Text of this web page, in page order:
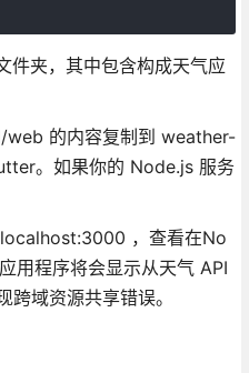
夹，其中包含构成天气应
的内容复制到 weather-
。如果你的 Node.js 服务
，查看在No
用程序将会显示从天气 API
域资源共享错误。